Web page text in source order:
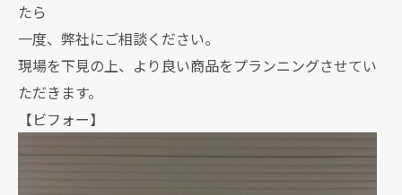
たら
一度、弊社にご相談ください。
現場を下見の上、より良い商品をプランニングさせてい
ただきます。
【ビフォー】